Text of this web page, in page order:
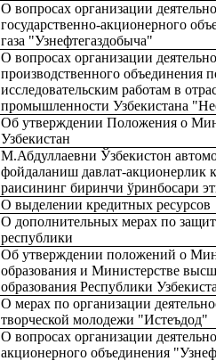
О вопросах организации
государственно-акционерного
газа "Узнефтегаздобыча"
О вопросах организации
производственного объединения
исследовательским работам в
промышленности Узбекистана
Об утверждении Положения о
Узбекистан
М.Абдуллаевни Ўзбекистон
фойдаланиш давлат-акционерлик
раисининг биринчи ўринбосари
О выделении кредитных ресурсов
О дополнительных мерах по
республики
Об утверждении положений о
образования и Министерстве
образования Республики
О мерах по организации
творческой молодежи "Истеъдод"
О вопросах организации
акционерного объединения